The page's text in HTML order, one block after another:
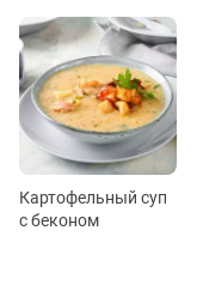
Картофельный суп
с беконом